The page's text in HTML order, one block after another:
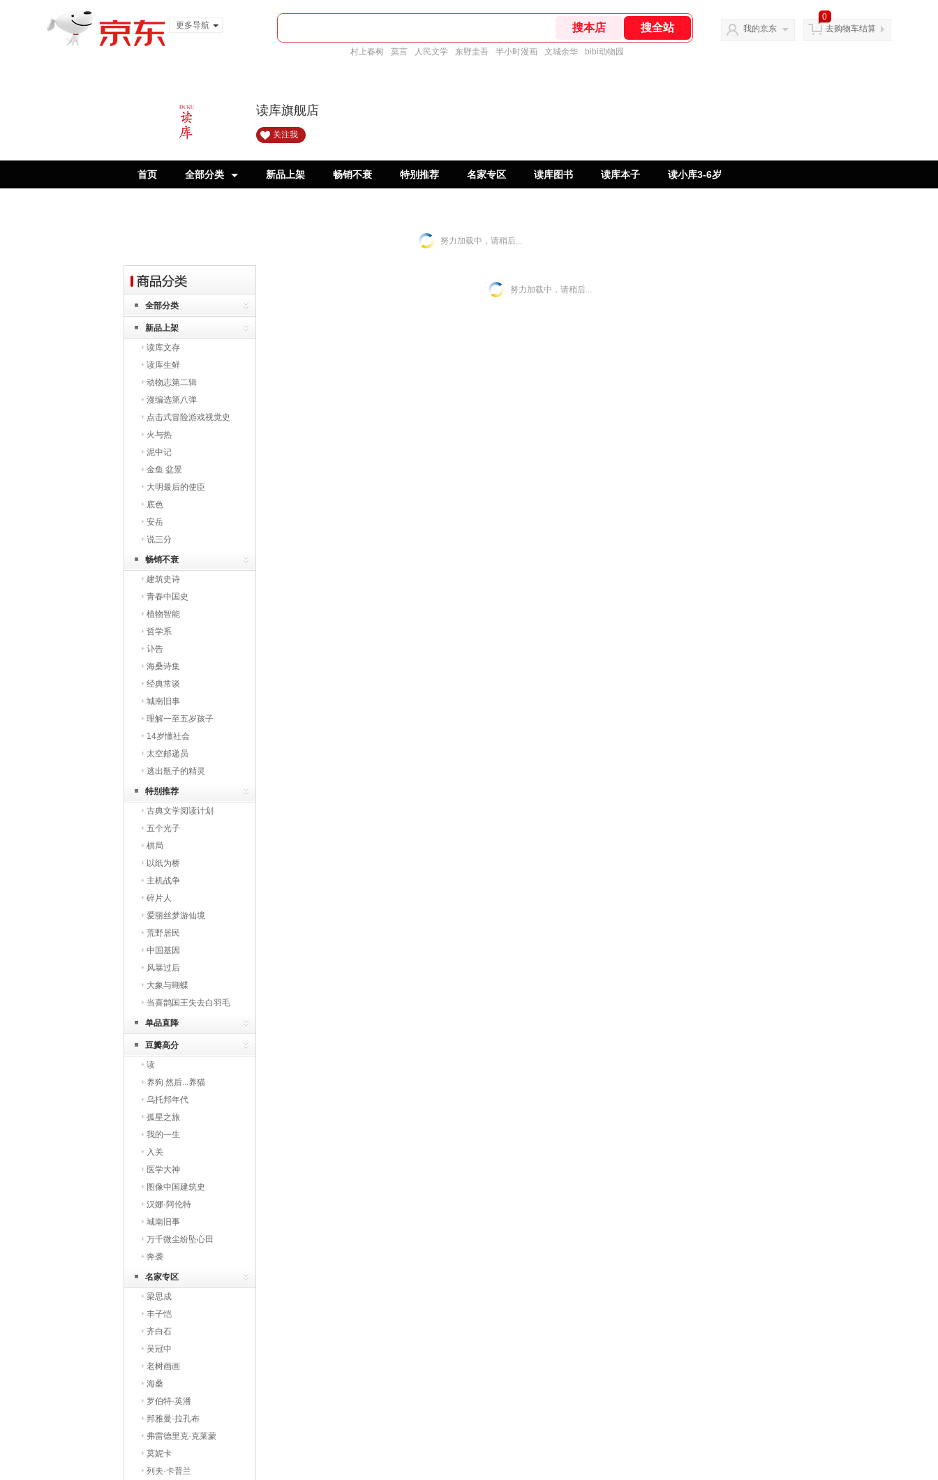
更多导航
村上春树 莫言 人民文学 东野圭吾 半小时漫画 文城余华 bibi动物园
我的京东
0
去购物车结算
读库旗舰店
关注我
首页 全部分类 新品上架 畅销不衰 特别推荐 名家专区 读库图书 读库本子 读小库3-6岁
努力加载中，请稍后...
全部分类
新品上架
读库文存
读库生鲜
动物志第二辑
漫编选第八弹
点击式冒险游戏视觉史
火与热
泥中记
金鱼 盆景
大明最后的使臣
底色
安岳
说三分
畅销不衰
建筑史诗
青春中国史
植物智能
哲学系
讣告
海桑诗集
经典常谈
城南旧事
理解一至五岁孩子
14岁懂社会
太空邮递员
逃出瓶子的精灵
特别推荐
古典文学阅读计划
五个光子
棋局
以纸为桥
主机战争
碎片人
爱丽丝梦游仙境
荒野居民
中国基因
风暴过后
大象与蝴蝶
当喜鹊国王失去白羽毛
单品直降
豆瓣高分
读
养狗 然后...养猫
乌托邦年代
孤星之旅
我的一生
入关
医学大神
图像中国建筑史
汉娜·阿伦特
城南旧事
万千微尘纷坠心田
奔袭
名家专区
梁思成
丰子恺
齐白石
吴冠中
老树画画
海桑
罗伯特·英潘
邦雅曼·拉孔布
弗雷德里克·克莱蒙
莫妮卡
列夫·卡普兰
努力加载中，请稍后...